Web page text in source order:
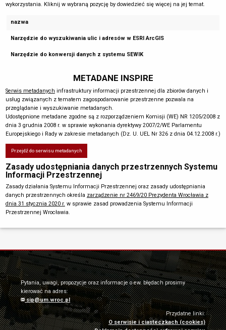
wykorzystania. Kliknij w wybraną pozycję by dowiedzieć się więcej na jej temat.
nazwa
Narzędzie do wyszukiwania ulic i adresów w ESRI ArcGIS
Narzędzie do konwersji danych z systemu SEWIK
METADANE INSPIRE
Serwis metadanych infrastruktury informacji przestrzennej dla zbiorów danych i
usług związanych z tematem zagospodarowanie przestrzenne pozwala na
przeglądanie i wyszukiwanie metadanych.
Udostępnione metadane zgodne są z rozporządzeniem Komisji (WE) NR 1205/2008 z
dnia 3 grudnia 2008 r. w sprawie wykonania dyrektywy 2007/2/WE Parlamentu
Europejskiego i Rady w zakresie metadanych (Dz. U. UEL Nr 326 z dnia 04.12.2008 r.)
Przejdź do serwisu metadanych
Zasady udostępniania danych przestrzennych Systemu
Informacji Przestrzennej
Zasady działania Systemu Informacji Przestrzennej oraz zasady udostępniania
danych przestrzennych określa zarządzenie nr 2469/20 Prezydenta Wrocławia z
dnia 31 stycznia 2020 r. w sprawie zasad prowadzenia Systemu Informacji
Przestrzennej Wrocławia.
Pytania, uwagi, propozycje oraz informacje o ew. błędach prosimy
kierować na adres:
sip@um.wroc.pl
Przydatne linki:
O serwisie i ciasteczkach (cookies)